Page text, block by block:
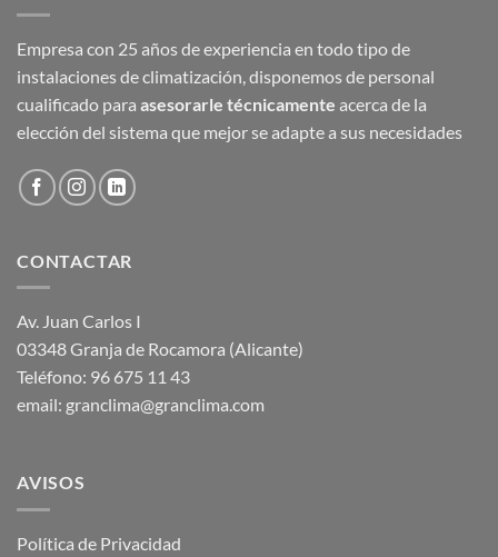
Empresa con 25 años de experiencia en todo tipo de
instalaciones de climatización, disponemos de personal
cualificado para asesorarle técnicamente acerca de la
elección del sistema que mejor se adapte a sus necesidades
CONTACTAR
Av. Juan Carlos I
03348 Granja de Rocamora (Alicante)
Teléfono: 96 675 11 43
email: granclima@granclima.com
AVISOS
Política de Privacidad